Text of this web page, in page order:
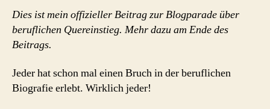
Dies ist mein offizieller Beitrag zur Blogparade über
beruflichen Quereinstieg. Mehr dazu am Ende des
Beitrags.
Jeder hat schon mal einen Bruch in der beruflichen
Biografie erlebt. Wirklich jeder!